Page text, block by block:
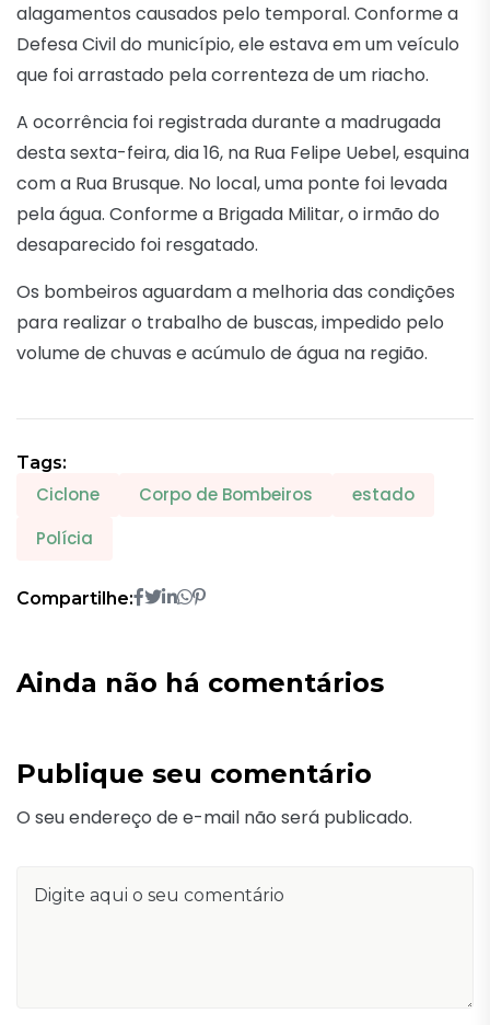
alagamentos causados pelo temporal. Conforme a
Defesa Civil do município, ele estava em um veículo
que foi arrastado pela correnteza de um riacho.
A ocorrência foi registrada durante a madrugada
desta sexta-feira, dia 16, na Rua Felipe Uebel, esquina
com a Rua Brusque. No local, uma ponte foi levada
pela água. Conforme a Brigada Militar, o irmão do
desaparecido foi resgatado.
Os bombeiros aguardam a melhoria das condições
para realizar o trabalho de buscas, impedido pelo
volume de chuvas e acúmulo de água na região.
Tags:
Ciclone Corpo de Bombeiros
estado
Polícia
Compartilhe:
Ainda não há comentários
Publique seu comentário
O seu endereço de e-mail não será publicado.